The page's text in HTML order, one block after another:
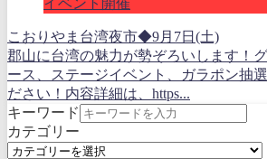
こおりやま台湾夜市◆9月7日(土)
郡山に台湾の魅力が勢ぞろいします！
ース、ステージイベント、ガラポン抽
ださい！内容詳細は、https...
キーワード
カテゴリー